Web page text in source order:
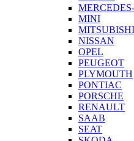
MINI
MITSUBISHI
NISSAN
OPEL
PEUGEOT
PLYMOUTH
PONTIAC
PORSCHE
RENAULT
SAAB
SEAT